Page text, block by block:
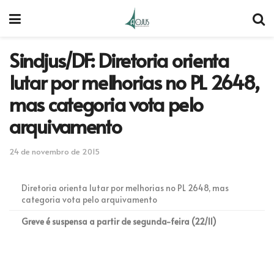
Sindjus/DF: Diretoria orienta
lutar por melhorias no PL 2648,
mas categoria vota pelo
arquivamento
24 de novembro de 2015
Diretoria orienta lutar por melhorias no PL 2648, mas
categoria vota pelo arquivamento
Greve é suspensa a partir de segunda-feira (22/11)